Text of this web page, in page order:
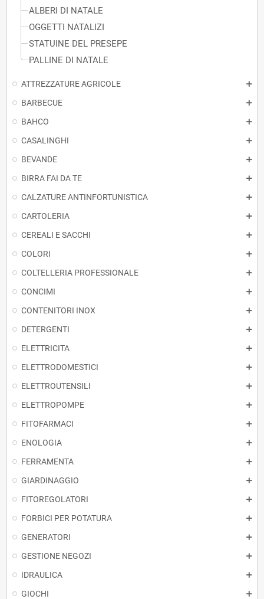
ALBERI DI NATALE
OGGETTI NATALIZI
STATUINE DEL PRESEPE
PALLINE DI NATALE
ATTREZZATURE AGRICOLE
BARBECUE
BAHCO
CASALINGHI
BEVANDE
BIRRA FAI DA TE
CALZATURE ANTINFORTUNISTICA
CARTOLERIA
CEREALI E SACCHI
COLORI
COLTELLERIA PROFESSIONALE
CONCIMI
CONTENITORI INOX
DETERGENTI
ELETTRICITA
ELETTRODOMESTICI
ELETTROUTENSILI
ELETTROPOMPE
FITOFARMACI
ENOLOGIA
FERRAMENTA
GIARDINAGGIO
FITOREGOLATORI
FORBICI PER POTATURA
GENERATORI
GESTIONE NEGOZI
IDRAULICA
GIOCHI